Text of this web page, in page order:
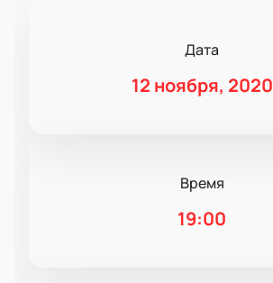
Дата
12 ноября, 2020
Время
19:00